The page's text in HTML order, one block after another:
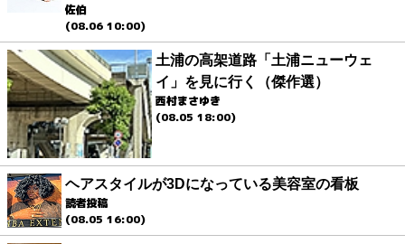
佐伯
(08.06 10:00)
土浦の高架道路「土浦ニューウェ
イ」を見に行く（傑作選）
西村まさゆき
(08.05 18:00)
ヘアスタイルが3Dになっている美容室の看板
読者投稿
(08.05 16:00)